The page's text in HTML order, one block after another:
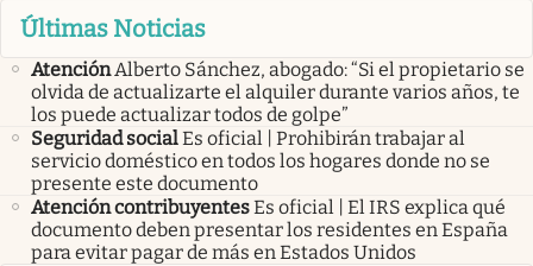
Últimas Noticias
AtenciónAlberto Sánchez, abogado: “Si el propietario se
olvida de actualizarte el alquiler durante varios años, te
los puede actualizar todos de golpe”
Seguridad socialEs oficial | Prohibirán trabajar al
servicio doméstico en todos los hogares donde no se
presente este documento
Atención contribuyentesEs oficial | El IRS explica qué
documento deben presentar los residentes en España
para evitar pagar de más en Estados Unidos